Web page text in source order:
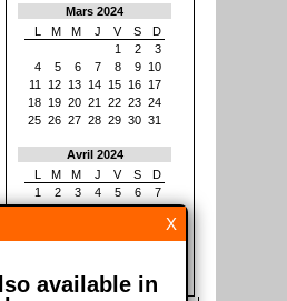
Mars 2024
L
M M J V S
D
1
2
3
4
5 6 7 8 9 10
11
12 13 14 15 16 17
18 19 20 21 22 23 24
25 26 27 28 29 30 31
Avril 2024
L
M M J V S
D
1
2 3 4 5 6
7
8
9 10 11 12 13 14
22 23 24 25 26 27 28
X
available in